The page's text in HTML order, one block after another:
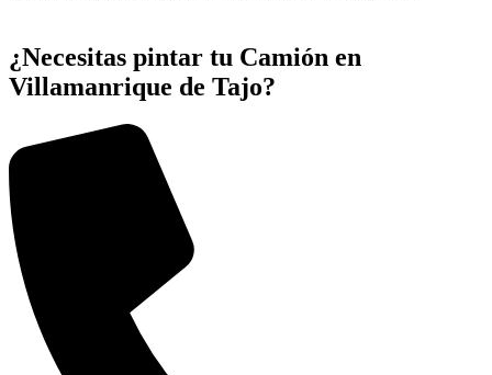
¿Necesitas pintar tu Camión en
Villamanrique de Tajo?